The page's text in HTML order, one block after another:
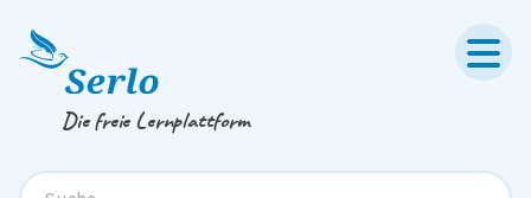
Springe zum
Die freie Lernplattform